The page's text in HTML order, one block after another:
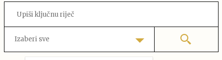
Izaberi sve